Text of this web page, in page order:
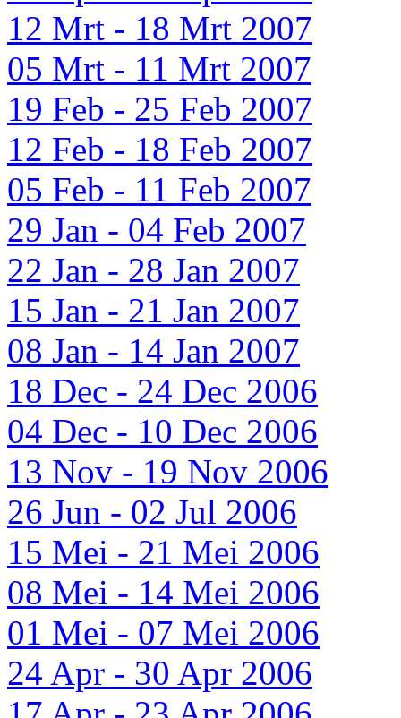
12 Mrt - 18 Mrt 2007
05 Mrt - 11 Mrt 2007
19 Feb - 25 Feb 2007
12 Feb - 18 Feb 2007
05 Feb - 11 Feb 2007
29 Jan - 04 Feb 2007
22 Jan - 28 Jan 2007
15 Jan - 21 Jan 2007
08 Jan - 14 Jan 2007
18 Dec - 24 Dec 2006
04 Dec - 10 Dec 2006
13 Nov - 19 Nov 2006
26 Jun - 02 Jul 2006
15 Mei - 21 Mei 2006
08 Mei - 14 Mei 2006
01 Mei - 07 Mei 2006
24 Apr - 30 Apr 2006